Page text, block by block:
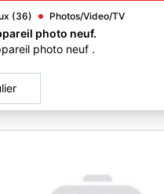
(36) Photos/Video/TV
photo neuf.
photo neuf .